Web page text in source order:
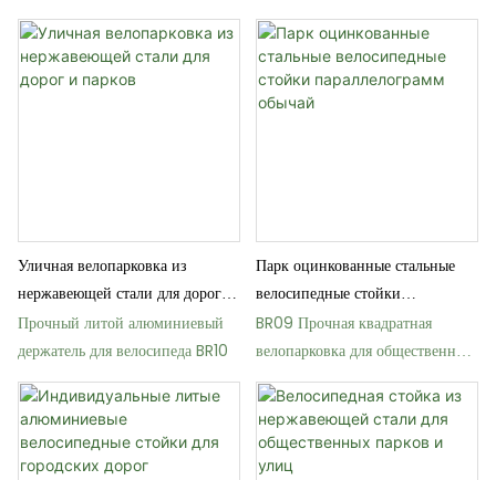
общественных парковок на
открытом воздухе.
алюминия с порошковым
покрытием
Уличная велопарковка из
нержавеющей стали для дорог и
парков
Прочный литой алюминиевый
держатель для велосипеда BR10
Парк оцинкованные стальные
велосипедные стойки
параллелограмм обычай
BR09 Прочная квадратная
велопарковка для общественных
велопарковок